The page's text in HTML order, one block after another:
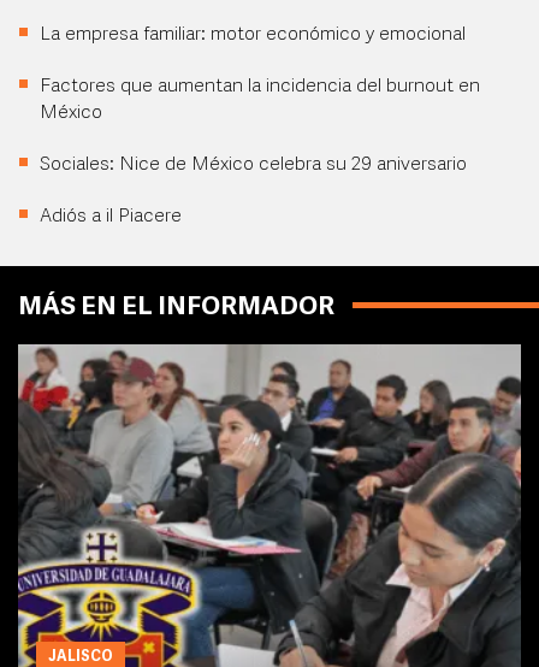
La empresa familiar: motor económico y emocional
Factores que aumentan la incidencia del burnout en
México
Sociales: Nice de México celebra su 29 aniversario
Adiós a il Piacere
MÁS EN EL INFORMADOR
JALISCO